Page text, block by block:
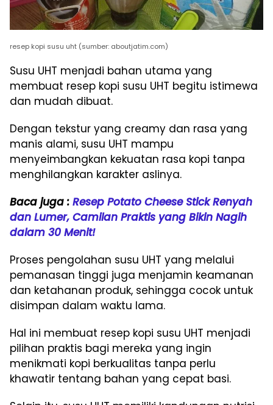
resep kopi susu uht (sumber: aboutjatim.com)
Susu UHT menjadi bahan utama yang
membuat resep kopi susu UHT begitu istimewa
dan mudah dibuat.
Dengan tekstur yang creamy dan rasa yang
manis alami, susu UHT mampu
menyeimbangkan kekuatan rasa kopi tanpa
menghilangkan karakter aslinya.
Baca juga : Resep Potato Cheese Stick Renyah
dan Lumer, Camilan Praktis yang Bikin Nagih
dalam 30 Menit!
Proses pengolahan susu UHT yang melalui
pemanasan tinggi juga menjamin keamanan
dan ketahanan produk, sehingga cocok untuk
disimpan dalam waktu lama.
Hal ini membuat resep kopi susu UHT menjadi
pilihan praktis bagi mereka yang ingin
menikmati kopi berkualitas tanpa perlu
khawatir tentang bahan yang cepat basi.